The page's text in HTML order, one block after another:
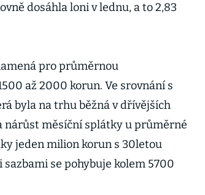
dosáhla loni v lednu, a to 2,83
pro průměrnou
až 2000 korun. Ve srovnání s
byla na trhu běžná v dřívějších
nárůst měsíční splátky u průměrné
jeden milion korun s 30letou
se pohybuje kolem 5700